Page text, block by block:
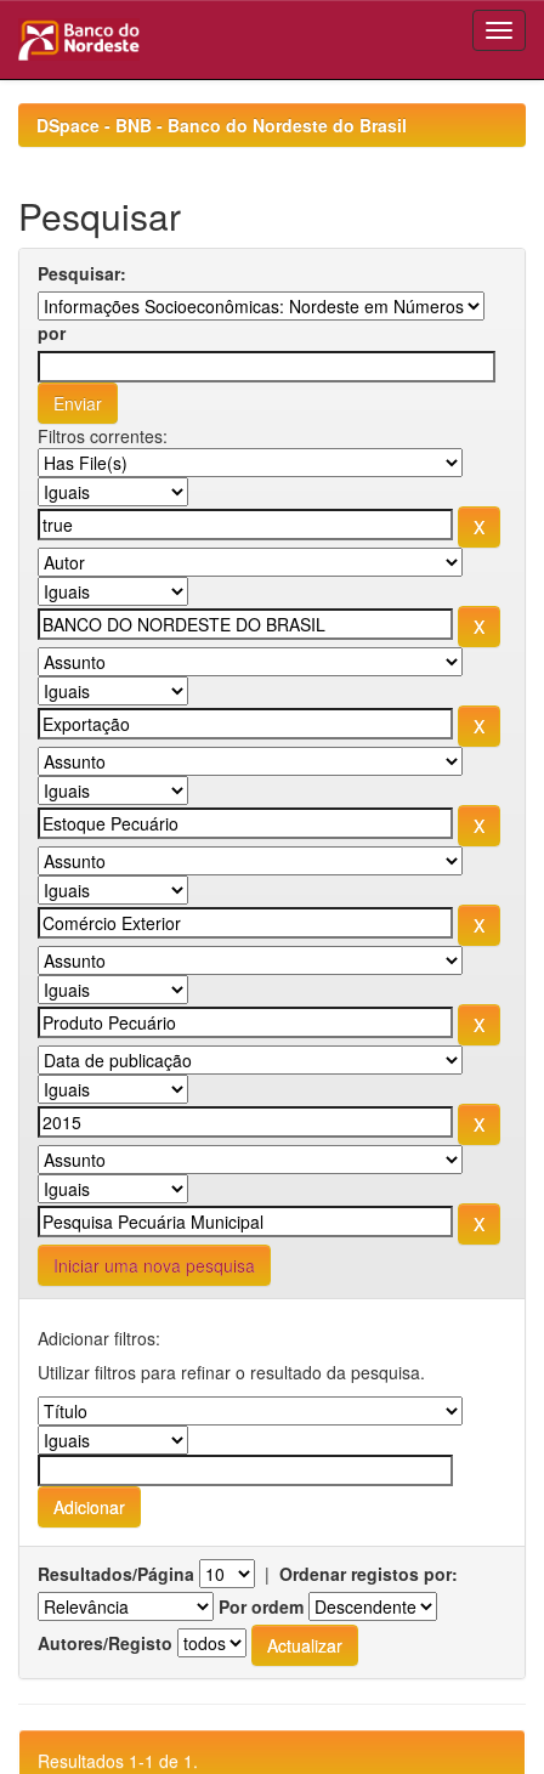
navigationDSpace - BNB - Banco do Nordeste do Brasil
Pesquisar
Pesquisar:
por
Filtros correntes:
Iniciar uma nova pesquisa
Adicionar filtros:
Utilizar filtros para refinar o resultado da pesquisa.
Resultados/Página | Ordenar registos por:
Por ordem
Autores/Registo
Resultados 1-1 de 1.